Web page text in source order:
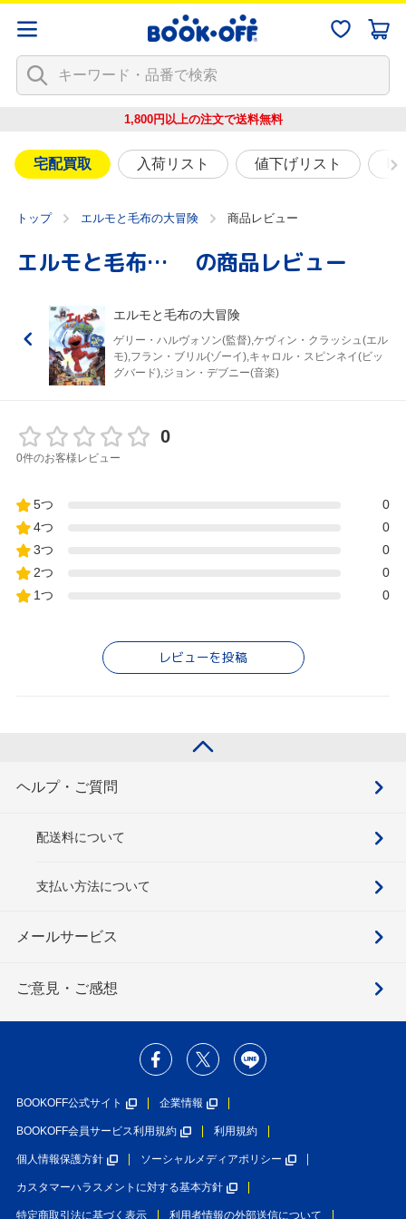
1,800円以上の注文で送料無料
宅配買取 入荷リスト 値下げリスト
トップ エルモと毛布の大冒険 商品レビュー
エルモと毛布の大冒険 の商品レビュー
エルモと毛布の大冒険
ゲリー・ハルヴォソン(監督),ケヴィン・クラッシュ(エル
モ),フラン・ブリル(ゾーイ),キャロル・スピンネイ(ビッ
グバード),ジョン・デブニー(音楽)
0
0件のお客様レビュー
5つ
0
4つ
0
3つ
0
2つ
0
1つ
0
レビューを投稿
ヘルプ・ご質問
配送料について
支払い方法について
メールサービス
ご意見・ご感想
BOOKOFF公式サイト 企業情報
BOOKOFF会員サービス利用規約 利用規約
個人情報保護方針 ソーシャルメディアポリシー
カスタマーハラスメントに対する基本方針
特定商取引法に基づく表示 利用者情報の外部送信について